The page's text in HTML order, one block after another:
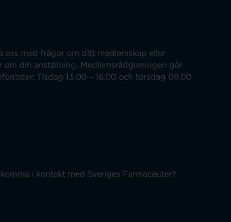
oss med frågor om ditt medlemskap eller
om din anställning. Medlemsrådgivningen går
Tisdag 13.00 – 16.00 och torsdag 09.00
i kontakt med Sveriges Farmaceuter?